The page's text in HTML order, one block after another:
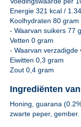
Energie 321 kcal /
Koolhydraten 80 gram
- Waarvan suikers 77
Vetten 0 gram
- Waarvan verzadigde
Eiwitten 0,3 gram
Zout 0,4 gram
Ingrediënten
Honing, guarana
zwarte peper, gember.